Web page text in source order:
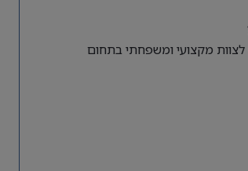
מקצועי ומשפחתי בתחום